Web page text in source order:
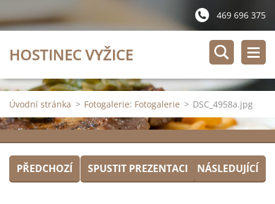
469 696 375
HOSTINEC VYŽICE
Úvodní stránka > Fotogalerie: Fotogalerie > DSC_4958a.jpg
PŘEDCHOZÍ SPUSTIT PREZENTACI NÁSLEDUJÍCÍ